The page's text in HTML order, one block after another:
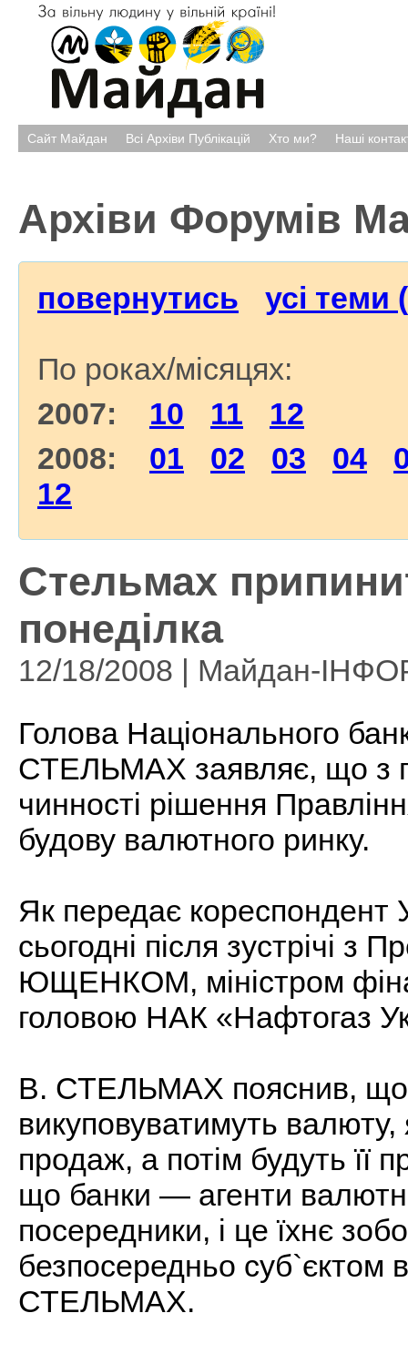
Сайт Майдан Всі Архіви Публікацій Хто ми? Наші
Архіви Форумів
повернутись усі теми
По роках/місяцях:
2007: 10 11
12
2008: 01 02 03 04
12
Стельмах
понеділка
12/18/2008 | Майдан-
Голова Національного
СТЕЛЬМАХ заявляє, що з
чинності рішення
будову валютного ринку.
Як передає кореспондент
сьогодні після зустрічі з
ЮЩЕНКОМ, міністром
головою НАК «Нафтогаз
В. СТЕЛЬМАХ пояснив, що
викуповуватимуть валюту,
продаж, а потім будуть її
що банки — агенти
посередники, і це їхнє
безпосередньо суб`єктом
СТЕЛЬМАХ.